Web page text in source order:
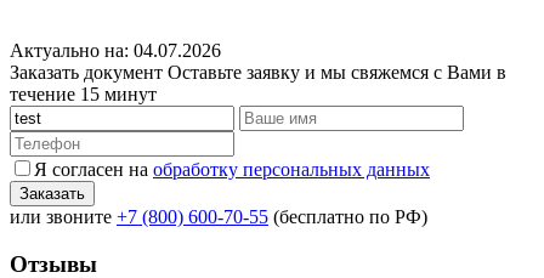
Актуально на: 04.07.2026
Заказать документ Оставьте заявку и мы свяжемся с Вами в
течение 15 минут
Я согласен на обработку персональных данных
или звоните +7 (800) 600-70-55 (бесплатно по РФ)
Отзывы